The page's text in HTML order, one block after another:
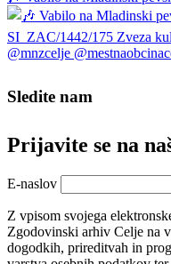
Sledite nam
Prijavite se na
E-naslov
Z vpisom svojega
Zgodovinski arhiv Celje na
dogodkih, prireditvah in